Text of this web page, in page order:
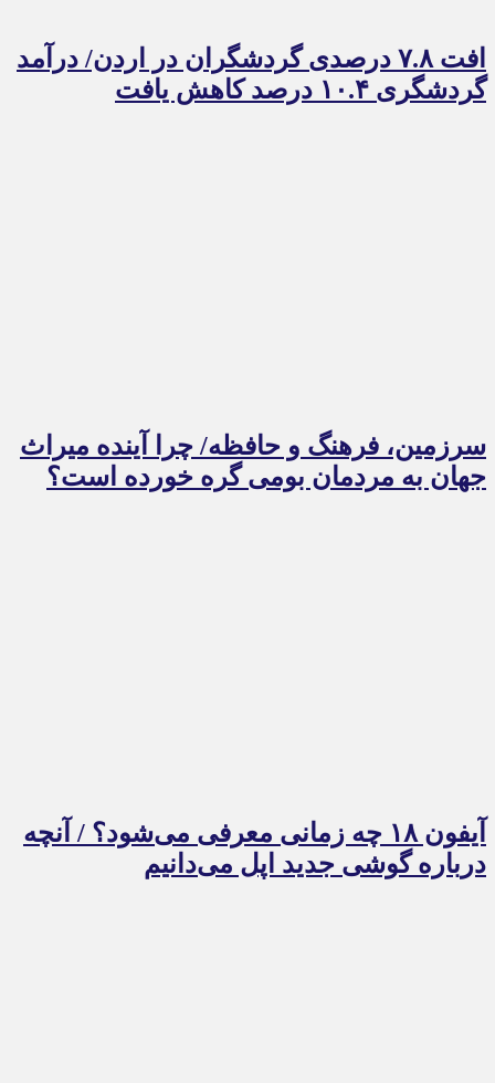
افت ۷.۸ درصدی گردشگران در اردن/ درآمد
گردشگری ۱۰.۴ درصد کاهش یافت
سرزمین، فرهنگ و حافظه/ چرا آینده میراث
جهان به مردمان بومی گره خورده است؟
آیفون ۱۸ چه زمانی معرفی می‌شود؟ / آنچه
درباره گوشی جدید اپل می‌دانیم